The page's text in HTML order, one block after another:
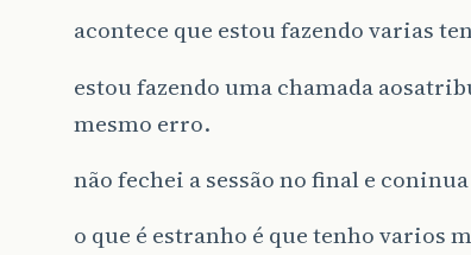
acontece que estou fazendo varias
estou fazendo uma chamada
mesmo erro.
não fechei a sessão no final e
o que é estranho é que tenho varios